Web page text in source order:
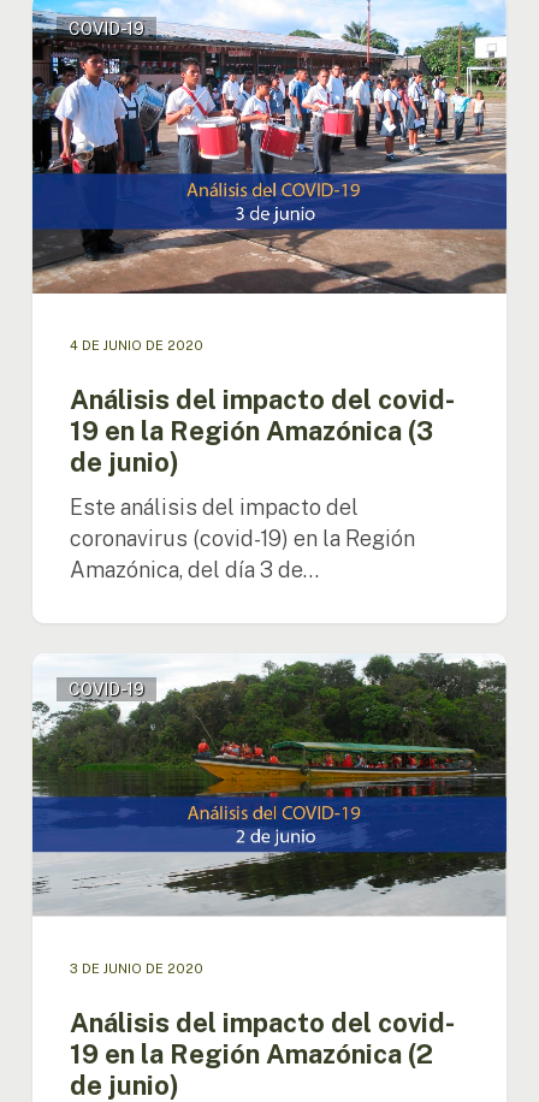
Análisis
del
impacto
del
covid-
en
Amazónica
(3
de
COVID-19
4 DE JUNIO DE 2020
Análisis del impacto del covid-
19 en la Región Amazónica (3
de junio)
Este análisis del impacto del
coronavirus (covid-19) en la Región
Amazónica, del día 3 de…
impacto
del
covid-
19
en
la
Región
Amazónica
COVID-19
3 DE JUNIO DE 2020
Análisis del impacto del covid-
19 en la Región Amazónica (2
de junio)